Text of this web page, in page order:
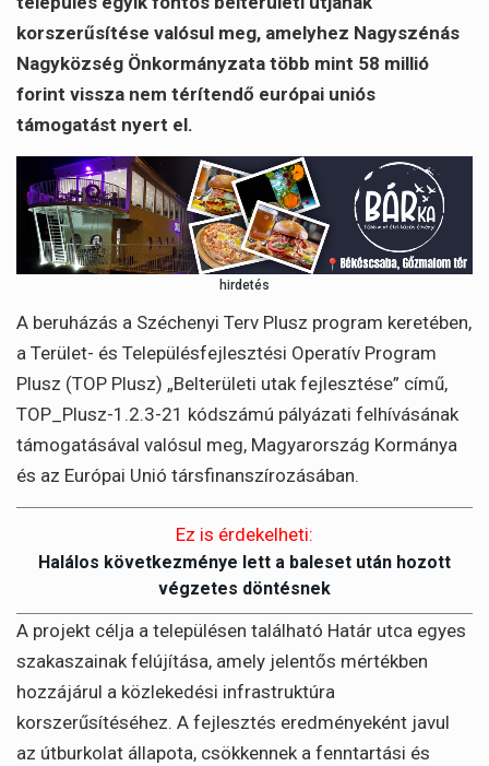
korszerűsítése valósul meg, amelyhez Nagyszénás
Nagyközség Önkormányzata több mint 58 millió
forint vissza nem térítendő európai uniós
támogatást nyert el.
hirdetés
A beruházás a Széchenyi Terv Plusz program keretében,
a Terület- és Településfejlesztési Operatív Program
Plusz (TOP Plusz) „Belterületi utak fejlesztése” című,
TOP_Plusz-1.2.3-21 kódszámú pályázati felhívásának
támogatásával valósul meg, Magyarország Kormánya
és az Európai Unió társfinanszírozásában.
Ez is érdekelheti:
Halálos következménye lett a baleset után hozott
végzetes döntésnek
A projekt célja a településen található Határ utca egyes
szakaszainak felújítása, amely jelentős mértékben
hozzájárul a közlekedési infrastruktúra
korszerűsítéséhez. A fejlesztés eredményeként javul
az útburkolat állapota, csökkennek a fenntartási és